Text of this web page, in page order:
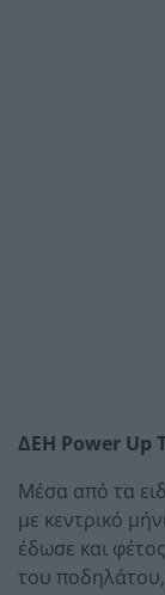
ΔΕΗ Power Up
Μέσα από τα
με κεντρικό
έδωσε και
του ποδηλάτου,